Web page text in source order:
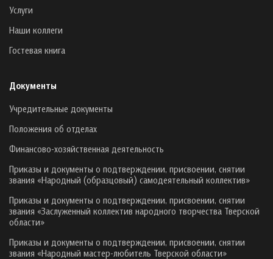
Услуги
Наши коллеги
Гостевая книга
Документы
Учредительные документы
Положения об отделах
Финансово-хозяйственная деятельность
Приказы и документы о подтверждении, присвоении, снятии
звания «Народный (образцовый) самодеятельный коллектив»
Приказы и документы о подтверждении, присвоении, снятии
звания «Заслуженный коллектив народного творчества Тверской
области»
Приказы и документы о подтверждении, присвоении, снятии
звания «Народный мастер-любитель Тверской области»